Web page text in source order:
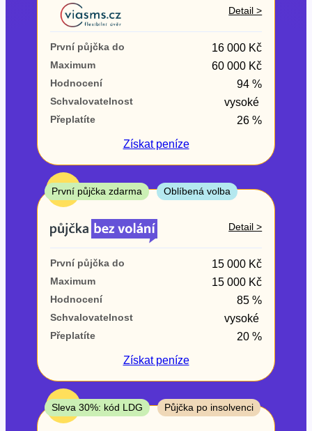
První půjčka zdarma
–
ano
ne
Ve zkušebce
ano
ne
V exekuci
ne
Po insolvenci
ano
V hotovosti
ano
ne
Detail >
První půjčka do 16 000 Kč
Maximum 60 000 Kč
Hodnocení 94 %
Schvalovatelnost vysoké
Přeplatíte
26 %
Získatpeníze
TOP
První půjčka zdarma Oblíbená volba
Detail >
První půjčka do 15 000 Kč
Maximum 15 000 Kč
Hodnocení 85 %
Schvalovatelnost vysoké
Přeplatíte
20 %
Získatpeníze
TOP
Sleva 30%: kód LDG Půjčka po insolvenci